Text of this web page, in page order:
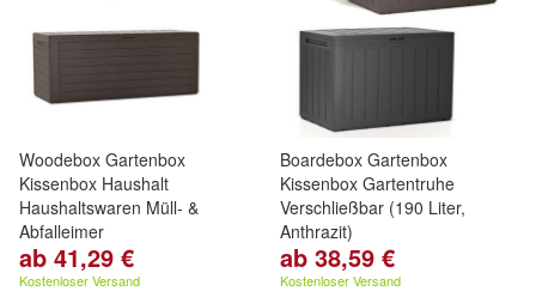
Woodebox Gartenbox
Kissenbox Haushalt
Haushaltswaren Müll- &
Abfalleimer
ab 41,29 €
Kostenloser Versand
Boardebox Gartenbox
Kissenbox Gartentruhe
Verschließbar (190 Liter,
Anthrazit)
ab 38,59 €
Kostenloser Versand